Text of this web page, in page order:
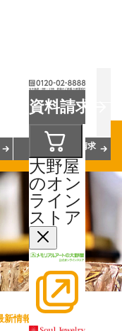
資料請求
大野屋
のオン
ライン
ストア
会員サービス
資料請求
情報一覧